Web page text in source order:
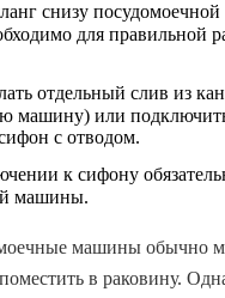
снизу
для правильной
отдельный слив из
машину) или
с отводом.
к сифону
машины.
машины обычно
в раковину.